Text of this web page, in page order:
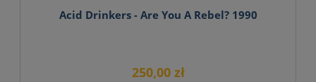
Acid Drinkers - Are You A Rebel? 1990
250,00 zł